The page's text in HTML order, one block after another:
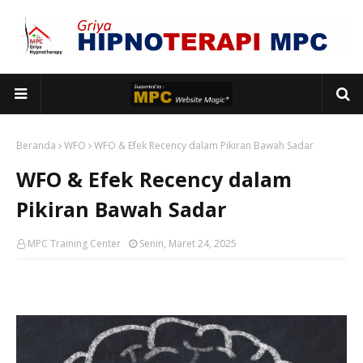
Beranda WFO WFO & Efek Recency dalam Pikiran Bawah Sadar
WFO & Efek Recency dalam
Pikiran Bawah Sadar
MPC Training Center Senin, Maret 24, 2025